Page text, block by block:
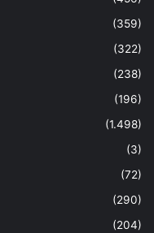
(359)
(322)
(238)
(196)
(1.498)
(3)
(72)
(290)
(204)